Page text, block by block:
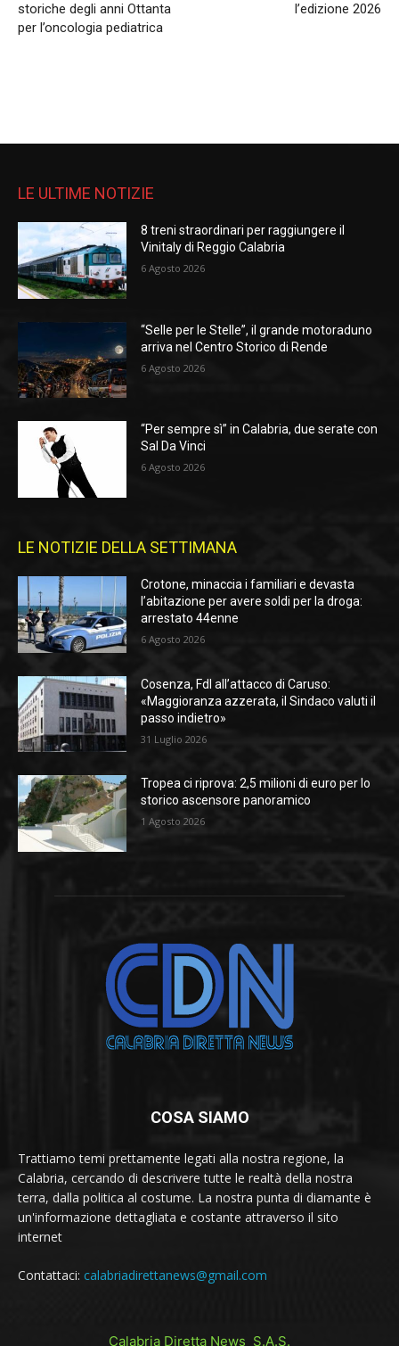
storiche degli anni Ottanta
per l’oncologia pediatrica
l’edizione 2026
LE ULTIME NOTIZIE
8 treni straordinari per raggiungere il
Vinitaly di Reggio Calabria
6 Agosto 2026
“Selle per le Stelle”, il grande motoraduno
arriva nel Centro Storico di Rende
6 Agosto 2026
“Per sempre sì” in Calabria, due serate con
Sal Da Vinci
6 Agosto 2026
LE NOTIZIE DELLA SETTIMANA
Crotone, minaccia i familiari e devasta
l’abitazione per avere soldi per la droga:
arrestato 44enne
6 Agosto 2026
Cosenza, FdI all’attacco di Caruso:
«Maggioranza azzerata, il Sindaco valuti il
passo indietro»
31 Luglio 2026
Tropea ci riprova: 2,5 milioni di euro per lo
storico ascensore panoramico
1 Agosto 2026
COSA SIAMO
Trattiamo temi prettamente legati alla nostra regione, la
Calabria, cercando di descrivere tutte le realtà della nostra
terra, dalla politica al costume. La nostra punta di diamante è
un'informazione dettagliata e costante attraverso il sito
internet
Contattaci: calabriadirettanews@gmail.com
Calabria Diretta News S.A.S.